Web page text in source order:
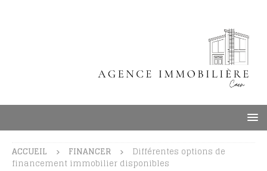
ACCUEIL FINANCER
Différentes options de
financement immobilier disponibles